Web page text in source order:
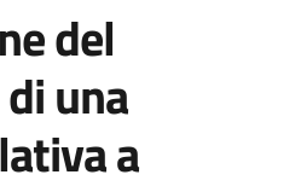
del
una
a